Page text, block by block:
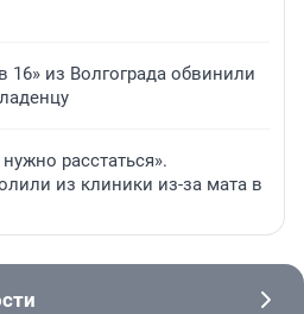
из Волгограда обвинили
расстаться».
из клиники из-за мата в